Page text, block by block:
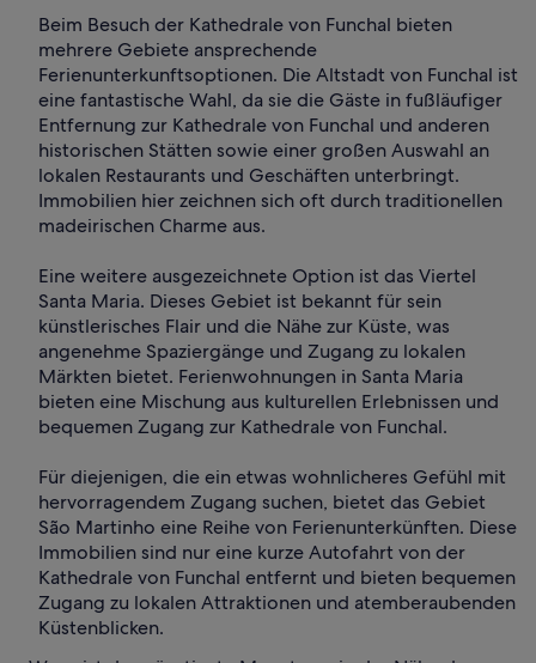
Beim Besuch der Kathedrale von Funchal bieten
mehrere Gebiete ansprechende
Ferienunterkunftsoptionen. Die Altstadt von Funchal ist
eine fantastische Wahl, da sie die Gäste in fußläufiger
Entfernung zur Kathedrale von Funchal und anderen
historischen Stätten sowie einer großen Auswahl an
lokalen Restaurants und Geschäften unterbringt.
Immobilien hier zeichnen sich oft durch traditionellen
madeirischen Charme aus.
Eine weitere ausgezeichnete Option ist das Viertel
Santa Maria. Dieses Gebiet ist bekannt für sein
künstlerisches Flair und die Nähe zur Küste, was
angenehme Spaziergänge und Zugang zu lokalen
Märkten bietet. Ferienwohnungen in Santa Maria
bieten eine Mischung aus kulturellen Erlebnissen und
bequemen Zugang zur Kathedrale von Funchal.
Für diejenigen, die ein etwas wohnlicheres Gefühl mit
hervorragendem Zugang suchen, bietet das Gebiet
São Martinho eine Reihe von Ferienunterkünften. Diese
Immobilien sind nur eine kurze Autofahrt von der
Kathedrale von Funchal entfernt und bieten bequemen
Zugang zu lokalen Attraktionen und atemberaubenden
Küstenblicken.